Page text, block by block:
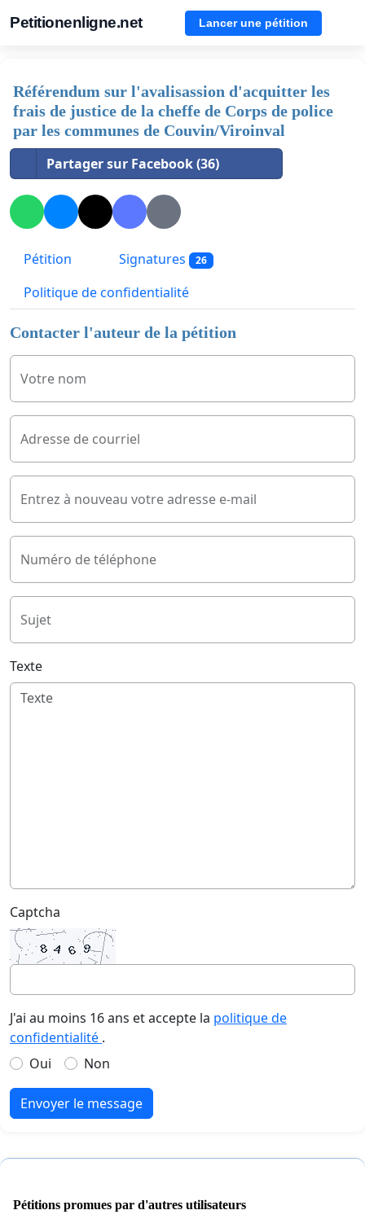
Petitionenligne.net Lancer une pétition
Référendum sur l'avalisassion d'acquitter les
frais de justice de la cheffe de Corps de police
par les communes de Couvin/Viroinval
Partager sur Facebook (36)
Pétition Signatures 26
Politique de confidentialité
Contacter l'auteur de la pétition
Votre nom
Adresse de courriel
Entrez à nouveau votre adresse e-mail
Numéro de téléphone
Sujet
Texte
Captcha
J'ai au moins 16 ans et accepte la politique de
confidentialité .
Oui
Non
Envoyer le message
Pétitions promues par d'autres utilisateurs